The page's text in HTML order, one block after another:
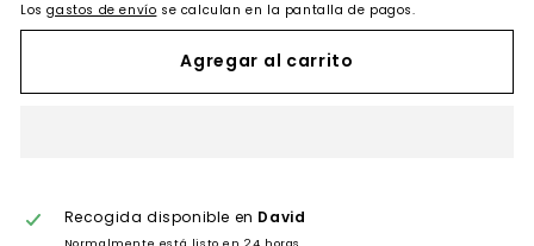
Losgastos de envío se calculan en la pantalla de pagos.
Agregar al carrito
Recogida disponible en David
Normalmente está listo en 24 horas